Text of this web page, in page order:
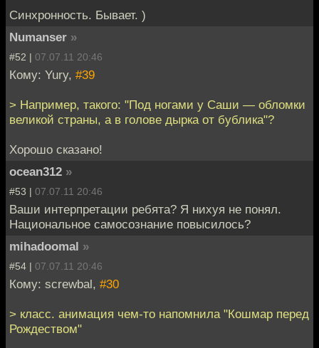
Синхронность. Бывает. )
Numanser »
#52 | 07.07.11 20:46
Кому: Yury, #39
> Например, такого: "Под ногами у Саши — обломки
великой страны, а в голове дырка от бублика"?
Хорошо сказано!
ocean312 »
#53 | 07.07.11 20:46
Ваши интерпретации ребята? Я нихуя не понял.
Национальное самосознание повысилось?
mihadoomal »
#54 | 07.07.11 20:46
Кому: screwbal, #30
> класс. анимация чем-то напомнила "Кошмар перед
Рождеством"